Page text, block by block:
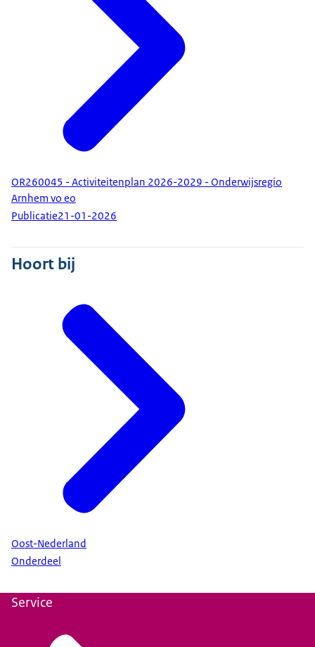
OR260045 - Activiteitenplan 2026-2029 - Onderwijsregio
Arnhem vo eo
Publicatie21-01-2026
Hoort bij
Oost-Nederland
Onderdeel
Service